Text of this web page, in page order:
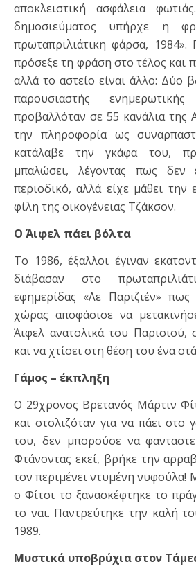
αποκλειστική ασφάλεια
δημοσιεύματος υπήρχε η
πρωταπριλιάτικη φάρσα,
πρόσεξε τη φράση στο τέλος και
αλλά το αστείο είναι άλλο: Δύο
παρουσιαστής
προβαλλόταν σε 55 κανάλια της
την πληροφορία ως
κατάλαβε την γκάφα του,
μπαλώσει, λέγοντας πως δεν
περιοδικό, αλλά είχε μάθει την
φίλη της οικογένειας Τζάκσον.
Ο Άιφελ πάει βόλτα
Το 1986, έξαλλοι έγιναν
διάβασαν στο
εφημερίδας «Λε Παριζιέν»
χώρας αποφάσισε να
Άιφελ ανατολικά του Παρισιού,
και να χτίσει στη θέση του ένα
Γάμος – έκπληξη
Ο 29χρονος Βρετανός Μάρτιν
και στολιζόταν για να πάει στο
του, δεν μπορούσε να
Φτάνοντας εκεί, βρήκε την
τον περιμένει ντυμένη
ο Φίτσι το ξανασκέφτηκε το
το ναι. Παντρεύτηκε την καλή
1989.
Μυστικά υποβρύχια στον